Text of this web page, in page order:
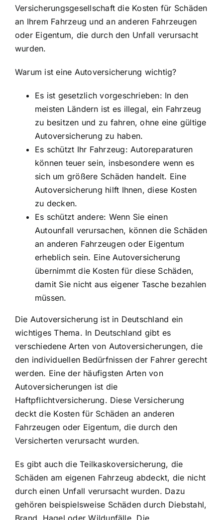
Versicherungsgesellschaft die Kosten für Schäden
an Ihrem Fahrzeug und an anderen Fahrzeugen
oder Eigentum, die durch den Unfall verursacht
wurden.
Warum ist eine Autoversicherung wichtig?
Es ist gesetzlich vorgeschrieben: In den
meisten Ländern ist es illegal, ein Fahrzeug
zu besitzen und zu fahren, ohne eine gültige
Autoversicherung zu haben.
Es schützt Ihr Fahrzeug: Autoreparaturen
können teuer sein, insbesondere wenn es
sich um größere Schäden handelt. Eine
Autoversicherung hilft Ihnen, diese Kosten
zu decken.
Es schützt andere: Wenn Sie einen
Autounfall verursachen, können die Schäden
an anderen Fahrzeugen oder Eigentum
erheblich sein. Eine Autoversicherung
übernimmt die Kosten für diese Schäden,
damit Sie nicht aus eigener Tasche bezahlen
müssen.
Die Autoversicherung ist in Deutschland ein
wichtiges Thema. In Deutschland gibt es
verschiedene Arten von Autoversicherungen, die
den individuellen Bedürfnissen der Fahrer gerecht
werden. Eine der häufigsten Arten von
Autoversicherungen ist die
Haftpflichtversicherung. Diese Versicherung
deckt die Kosten für Schäden an anderen
Fahrzeugen oder Eigentum, die durch den
Versicherten verursacht wurden.
Es gibt auch die Teilkaskoversicherung, die
Schäden am eigenen Fahrzeug abdeckt, die nicht
durch einen Unfall verursacht wurden. Dazu
gehören beispielsweise Schäden durch Diebstahl,
Brand, Hagel oder Wildunfälle. Die